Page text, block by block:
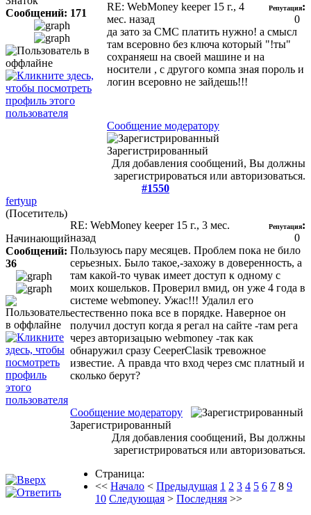
Сообщений: 171
RE: WebMoney keeper 15 г., 4
мес. назад
Репутация:
0
да зато за СМС платить нужно! а смысл
там всеровно без ключа который "!ты"
сохраняеш на своей машине и на
носители , с другого компа зная пороль и
логин всеровно не зайдешь!!!
Сообщение модератору
Зарегистрированный
Для добавления сообщений, Вы должны
зарегистрироваться или авторизоваться.
#1550
fertyup
(Посетитель)
Начинающий
Сообщений:
36
RE: WebMoney keeper 15 г., 3 мес.
назад
Репутация:
0
Пользуюсь пару месяцев. Проблем пока не било
серьезных. Было такое,-захожу в доверенность, а
там какой-то чувак имеет доступ к одному с
моих кошельков. Проверил вмид, он уже 4 года в
системе webmoney. Ужас!!! Удалил его
естественно пока все в порядке. Наверное он
получил доступ когда я регал на сайте -там рега
через авторизацыю webmoney -так как
обнаружил сразу CeeperClasik тревожное
известие. А правда что вход через смс платный и
сколько берут?
Сообщение модератору
Зарегистрированный
Для добавления сообщений, Вы должны
зарегистрироваться или авторизоваться.
Страница:
<< Начало < Предыдущая 1 2 3 4 5 6 7 8 9
10 Следующая > Последняя >>